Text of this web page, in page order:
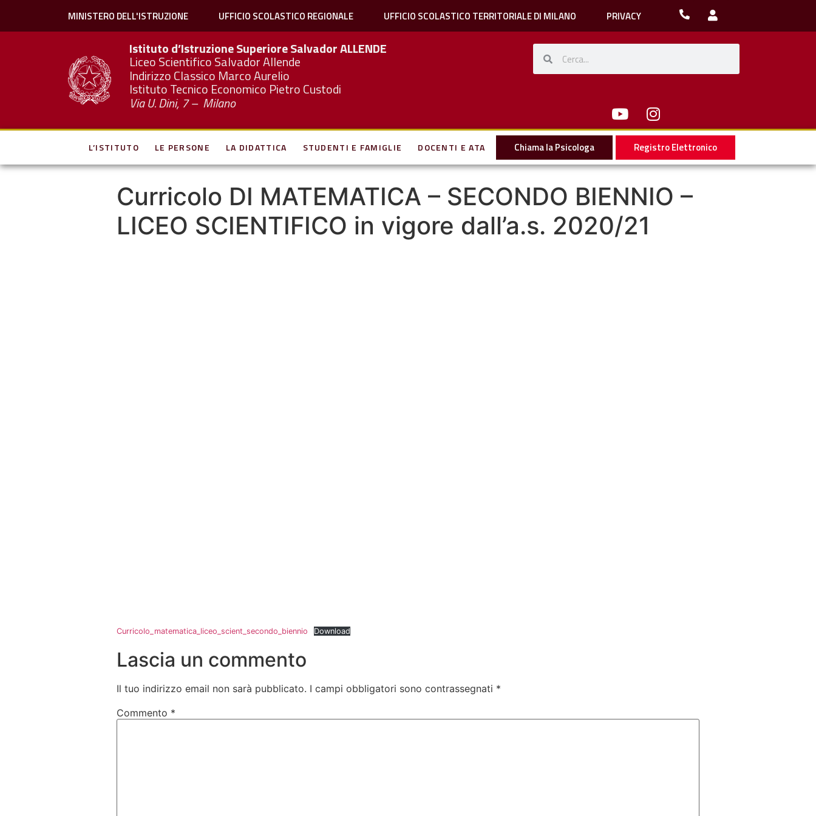
MINISTERO DELL'ISTRUZIONE UFFICIO SCOLASTICO REGIONALE UFFICIO SCOLASTICO TERRITORIALE DI MILANO PRIVACY
Istituto d’Istruzione Superiore SalvadorALLENDE
Liceo Scientifico Salvador Allende
Indirizzo Classico Marco Aurelio
Istituto Tecnico Economico Pietro Custodi
Via U. Dini, 7 – Milano
L’ISTITUTO LE PERSONE LA DIDATTICA STUDENTI E FAMIGLIE DOCENTI E ATA Chiama la Psicologa Registro Elettronico
Curricolo DI MATEMATICA – SECONDO BIENNIO –
LICEO SCIENTIFICO in vigore dall’a.s. 2020/21
Curricolo_matematica_liceo_scient_secondo_biennio Download
Lascia un commento
Il tuo indirizzo email non sarà pubblicato. I campi obbligatori sono contrassegnati *
Commento *